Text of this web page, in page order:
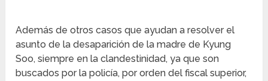
Además de otros casos que ayudan a resolver el
asunto de la desaparición de la madre de Kyung
Soo, siempre en la clandestinidad, ya que son
buscados por la policía, por orden del fiscal superior,